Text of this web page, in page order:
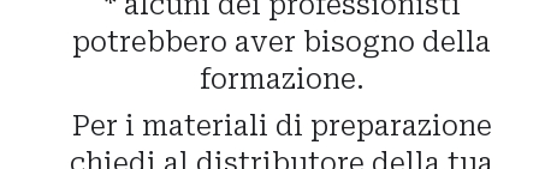
potrebbero aver bisogno della
formazione.
Per i materiali di preparazione